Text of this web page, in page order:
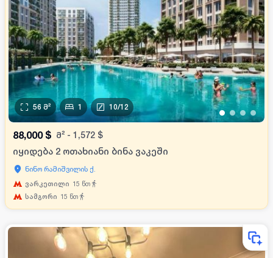
• • ••
56 მ² 1 10/12
88,000 $ მ² - 1,572 $
იყიდება 2 ოთახიანი ბინა ვაკეში
ნინო რამიშვილის ქ.
ვარკეთილი 15 წთ
სამგორი 15 წთ